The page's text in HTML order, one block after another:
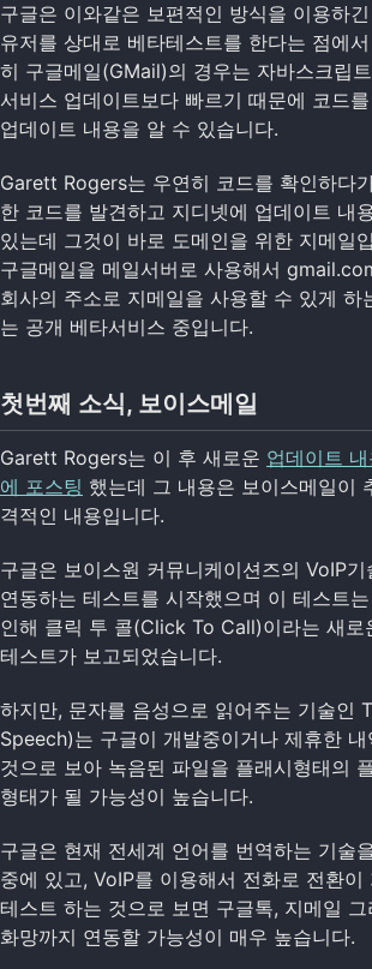
구글은 이와같은 보편적인 방식을 이용하
유저를 상대로 베타테스트를 한다는 점에
히 구글메일(GMail)의 경우는 자바스크립
서비스 업데이트보다 빠르기 때문에 코드
업데이트 내용을 알 수 있습니다.
Garett Rogers는 우연히 코드를 확인하다
한 코드를 발견하고 지디넷에 업데이트 내
있는데 그것이 바로 도메인을 위한 지메일
구글메일을 메일서버로 사용해서
회사의 주소로 지메일을 사용할 수 있게 하
는 공개 베타서비스 중입니다.
첫번째 소식, 보이스메일
Garett Rogers는 이 후 새로운 업데이트
에 포스팅 했는데 그 내용은 보이스메일이
격적인 내용입니다.
구글은 보이스원 커뮤니케이션즈의 VoIP
연동하는 테스트를 시작했으며 이 테스트
인해 클릭 투 콜(Click To Call)이라는 새로
테스트가 보고되었습니다.
하지만, 문자를 음성으로 읽어주는 기술인
Speech)는 구글이 개발중이거나 제휴한
것으로 보아 녹음된 파일을 플래시형태의
형태가 될 가능성이 높습니다.
구글은 현재 전세계 언어를 번역하는 기술
중에 있고, VoIP를 이용해서 전화로 전환이
테스트 하는 것으로 보면 구글톡, 지메일
화망까지 연동할 가능성이 매우 높습니다.